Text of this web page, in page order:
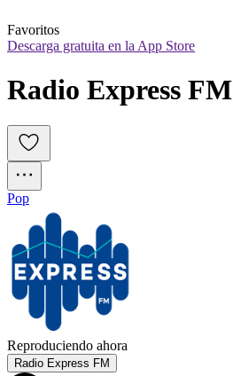
Favoritos
Descarga gratuita en la App Store
Radio Express FM
Pop
Reproduciendo ahora
Radio Express FM